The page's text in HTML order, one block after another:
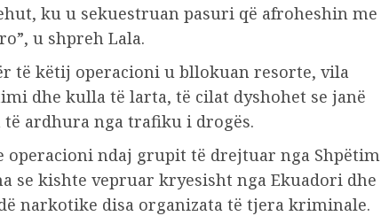
ku u sekuestruan pasuri që afroheshin me
u shpreh Lala.
të këtij operacioni u bllokuan resorte, vila
dhe kulla të larta, të cilat dyshohet se janë
ardhura nga trafiku i drogës.
operacioni ndaj grupit të drejtuar nga Shpëtim
se kishte vepruar kryesisht nga Ekuadori dhe
narkotike disa organizata të tjera kriminale.